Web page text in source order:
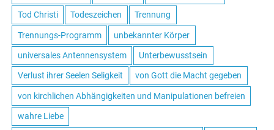
Tod Christi Todeszeichen Trennung
Trennungs-Programm unbekannter Körper
universales Antennensystem Unterbewusstsein
Verlust ihrer Seelen Seligkeit von Gott die Macht gegeben
von kirchlichen Abhängigkeiten und Manipulationen befreien
wahre Liebe